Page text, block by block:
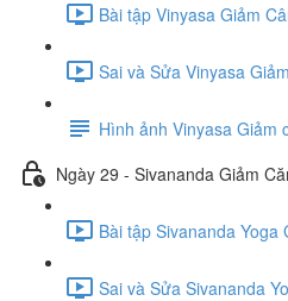
Bài tập Vinyasa Giảm
Sai và Sửa Vinyasa
Hình ảnh Vinyasa Giảm
Ngày 29 - Sivananda Giảm
Bài tập Sivananda
Sai và Sửa Sivananda